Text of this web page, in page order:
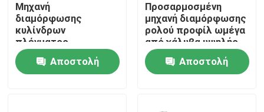
Σπίτι
Προϊόντα
Μηχανή
διαμόρφωσης
κυλίνδρων
πλέγματος
γυψοσανίδας 3kw για
προφίλ stud και
track με
Αποστολή
Προσαρμοσμένη
μηχανή διαμόρφωσης
ρολού προφίλ ωμέγα
από χάλυβα υψηλής
ταχύτητας κοπής
Αποστολή